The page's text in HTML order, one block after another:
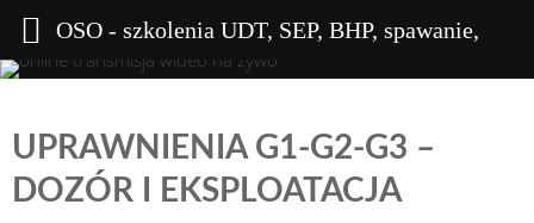
UPRAWNIENIA G1-G2-G3 –
DOZÓR I EKSPLOATACJA
OSO - szkolenia UDT, SEP, BHP, spawanie,